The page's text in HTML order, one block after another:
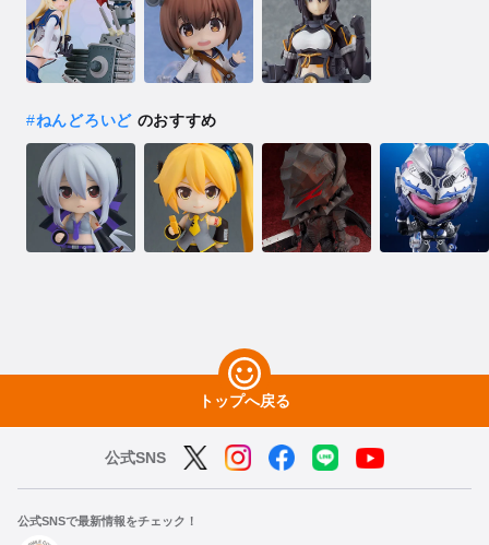
#ねんどろいどのおすすめ
トップへ戻る
公式SNS
公式SNSで最新情報をチェック！